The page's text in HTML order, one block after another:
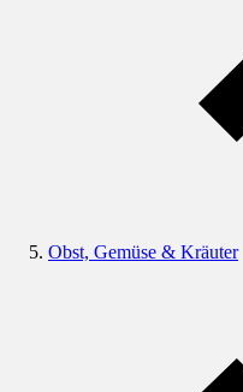
Obst, Gemüse & Kräuter